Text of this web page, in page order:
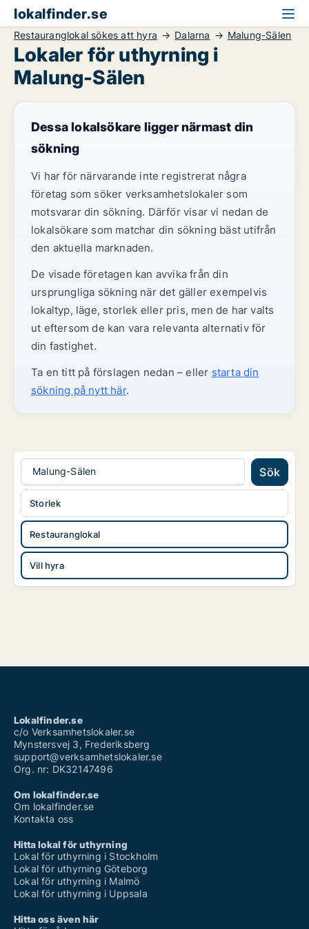
lokalfinder.se
Restauranglokal sökes att hyra Dalarna Malung-Sälen
Lokaler för uthyrning i
Malung-Sälen
Dessa lokalsökare ligger närmast din
sökning
Vi har för närvarande inte registrerat några
företag som söker verksamhetslokaler som
motsvarar din sökning. Därför visar vi nedan de
lokalsökare som matchar din sökning bäst utifrån
den aktuella marknaden.
De visade företagen kan avvika från din
ursprungliga sökning när det gäller exempelvis
lokaltyp, läge, storlek eller pris, men de har valts
ut eftersom de kan vara relevanta alternativ för
din fastighet.
Ta en titt på förslagen nedan – eller starta din
sökning på nytt här.
Malung-Sälen Sök
Restauranglokal
Vill hyra
Storlek
Lokalfinder.se
c/o Verksamhetslokaler.se
Mynstersvej 3, Frederiksberg
support@verksamhetslokaler.se
Org. nr: DK32147496
Om lokalfinder.se
Om lokalfinder.se
Kontakta oss
Hitta lokal för uthyrning
Lokal för uthyrning i Stockholm
Lokal för uthyrning Göteborg
Lokal för uthyrning i Malmö
Lokal för uthyrning i Uppsala
Hitta oss även här